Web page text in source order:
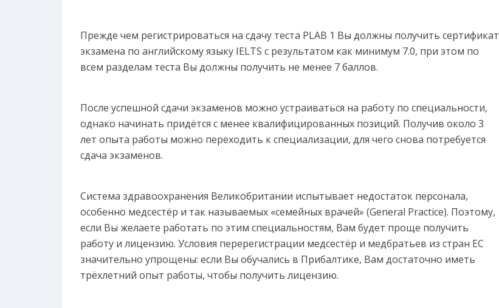
Прежде чем регистрироваться на сдачу теста PLAB 1 Вы должны получить сертификат
экзамена по английскому языку IELTS с результатом как минимум 7.0, при этом по
всем разделам теста Вы должны получить не менее 7 баллов.
После успешной сдачи экзаменов можно устраиваться на работу по специальности,
однако начинать придётся с менее квалифицированных позиций. Получив около 3
лет опыта работы можно переходить к специализации, для чего снова потребуется
сдача экзаменов.
Система здравоохранения Великобритании испытывает недостаток персонала,
особенно медсестёр и так называемых «семейных врачей» (General Practice). Поэтому,
если Вы желаете работать по этим специальностям, Вам будет проще получить
работу и лицензию. Условия перерегистрации медсестёр и медбратьев из стран ЕС
значительно упрощены: если Вы обучались в Прибалтике, Вам достаточно иметь
трёхлетний опыт работы, чтобы получить лицензию.